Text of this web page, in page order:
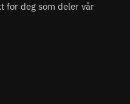
for deg som deler vår